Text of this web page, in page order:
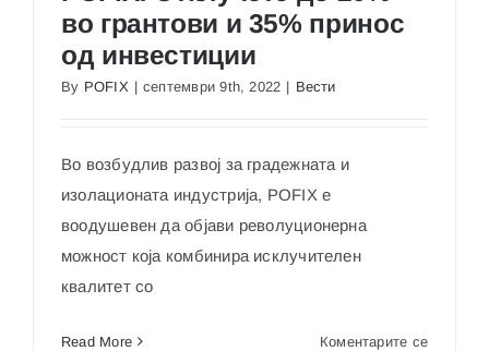
Максимизирајте ги заштедите и приносите со
POFIX: Отклучете до 20% во грантови и 35%
принос од инвестиции
во грантови и 35% принос
од инвестиции
By POFIX | септември 9th, 2022 | Вести
Во возбудлив развој за градежната и
изолационата индустрија, POFIX е
воодушевен да објави револуционерна
можност која комбинира исклучителен
квалитет со
Read More
Коментарите се